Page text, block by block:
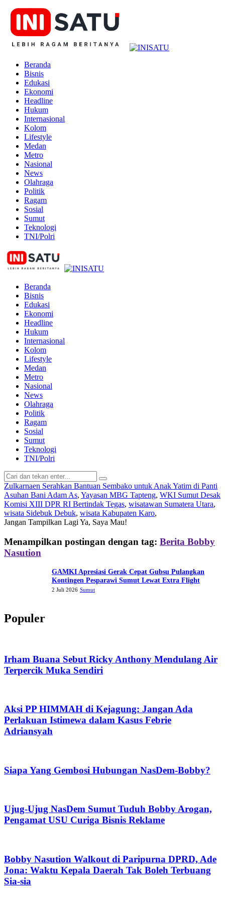
Beranda
Bisnis
Edukasi
Ekonomi
Headline
Hukum
Internasional
Kolom
Lifestyle
Medan
Metro
Nasional
News
Olahraga
Politik
Ragam
Sosial
Sumut
Teknologi
TNI/Polri
Beranda
Bisnis
Edukasi
Ekonomi
Headline
Hukum
Internasional
Kolom
Lifestyle
Medan
Metro
Nasional
News
Olahraga
Politik
Ragam
Sosial
Sumut
Teknologi
TNI/Polri
Zulkarnaen Serahkan Bantuan Sembako untuk Anak Yatim di Panti
Asuhan Bani Adam As, Yayasan MBG Tapteng, WKI Sumut Desak
Komisi XIII DPR RI Bertindak Tegas, wisatawan Sumatera Utara,
wisata Sidebuk Debuk, wisata Kabupaten Karo,
Jangan Tampilkan Lagi Ya, Saya Mau!
Menampilkan postingan dengan tag: Berita Bobby
Nasution
GAMKI Apresiasi Gerak Cepat Gubsu Pulangkan
Kontingen Pesparawi Sumut Lewat Extra Flight
2 Juli 2026 Sumut
Populer
Irham Buana Sebut Ricky Anthony Mendulang Air
Terpercik Muka Sendiri
Aksi PP HIMMAH di Kejagung: Jangan Ada
Perlakuan Istimewa dalam Kasus Febrie
Adriansyah
Siapa Yang Gembosi Hubungan NasDem-Bobby?
Ujug-Ujug NasDem Sumut Tuduh Bobby Arogan,
Pengamat USU Curiga Bisnis Reklame
Bobby Nasution Walkout di Paripurna DPRD, Ade
Jona: Waktu Kepala Daerah Tak Boleh Terbuang
Sia-sia